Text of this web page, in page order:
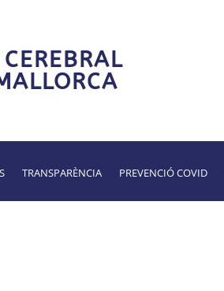
TRANSPARÈNCIA PREVENCIÓ COVID